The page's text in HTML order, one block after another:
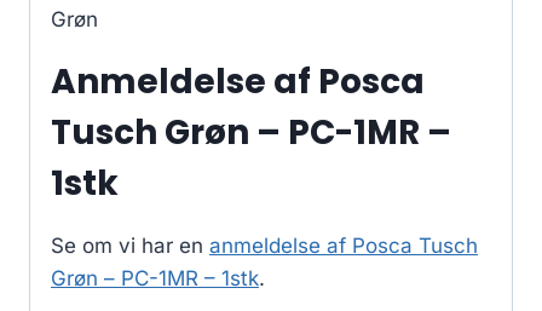
Grøn
Anmeldelse af Posca
Tusch Grøn – PC-1MR –
1stk
Se om vi har en anmeldelse af Posca Tusch
Grøn – PC-1MR – 1stk.